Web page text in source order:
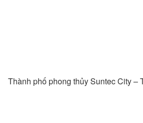
Thành phố phong thủy Suntec City –